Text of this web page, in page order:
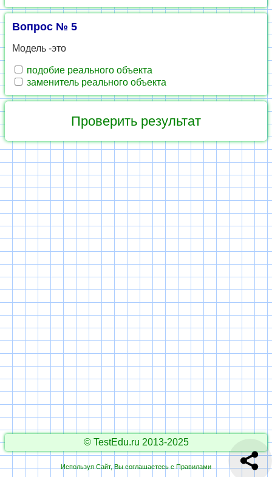
Вопрос № 5
Модель -это
подобие реального объекта
заменитель реального объекта
© TestEdu.ru 2013-2025
Используя Сайт, Вы соглашаетесь сПравилами